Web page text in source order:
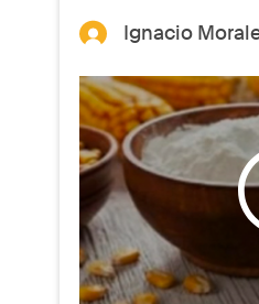
Ignacio